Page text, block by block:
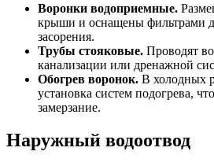
Воронки водоприемные.
крыши и оснащены фильтрами
засорения.
Трубы стояковые. Проводят
канализации или дренажной
Обогрев воронок. В холодных
установка систем подогрева,
замерзание.
Наружный водоотвод